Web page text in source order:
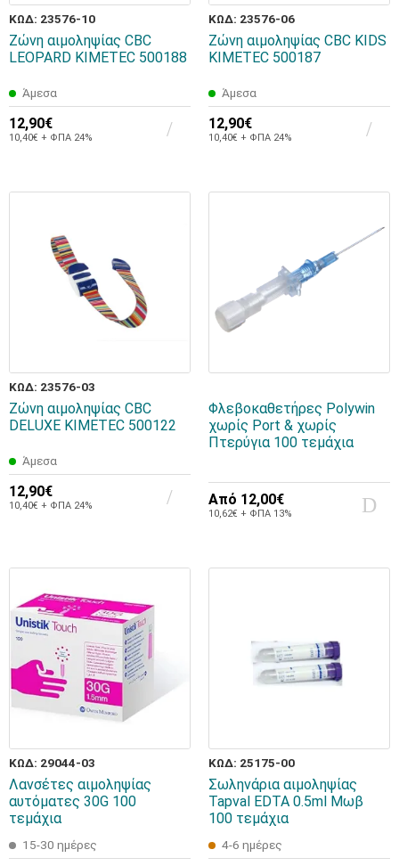
ΚΩΔ: 23576-10
Ζώνη αιμοληψίας CBC
LEOPARD KIMETEC 500188
Άμεσα
12,90€
10,40€ + ΦΠΑ 24%
ΚΩΔ: 23576-06
Ζώνη αιμοληψίας CBC KIDS
KIMETEC 500187
Άμεσα
12,90€
10,40€ + ΦΠΑ 24%
ΚΩΔ: 23576-03
Ζώνη αιμοληψίας CBC
DELUXE KIMETEC 500122
Άμεσα
12,90€
10,40€ + ΦΠΑ 24%
Φλεβοκαθετήρες Polywin
χωρίς Port & χωρίς
Πτερύγια 100 τεμάχια
Από 12,00€
10,62€ + ΦΠΑ 13%
ΚΩΔ: 29044-03
Λανσέτες αιμοληψίας
αυτόματες 30G 100
τεμάχια
15-30 ημέρες
ΚΩΔ: 25175-00
Σωληνάρια αιμοληψίας
Tapval EDTA 0.5ml Μωβ
100 τεμάχια
4-6 ημέρες